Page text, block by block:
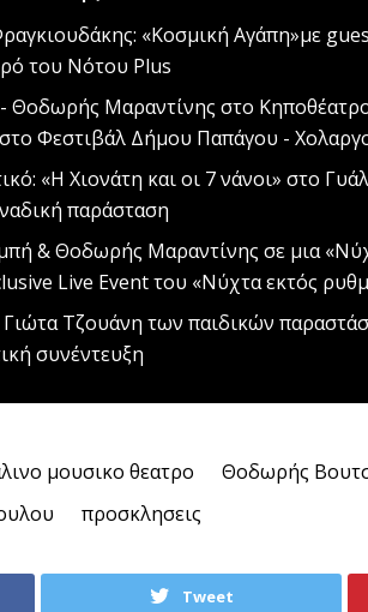
«Κοσμική Αγάπη»με
του Νότου Plus
Θοδωρής Μαραντίνης στο
Φεστιβάλ Δήμου Παπάγου -
«Η Χιονάτη και οι 7 νάνοι» στο
παράσταση
& Θοδωρής Μαραντίνης σε μια
Live Event του «Νύχτα εκτός
Τζουάνη των παιδικών
συνέντευξη
μουσικο θεατρο
Θοδωρής
προσκλησεις
Tweet